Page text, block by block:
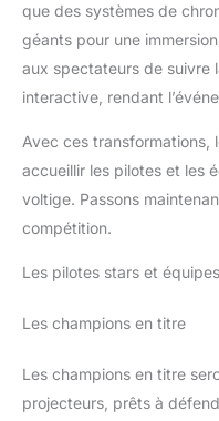
que des systèmes de
géants pour une
aux spectateurs de suivre
interactive, rendant
Avec ces transformations,
accueillir les pilotes et les
voltige. Passons
compétition.
Les pilotes stars et
Les champions en titre
Les champions en titre
projecteurs, prêts à